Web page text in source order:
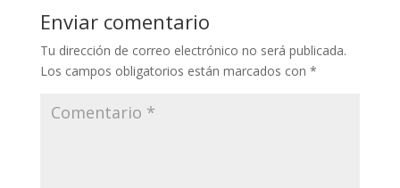
Enviar comentario
Tu dirección de correo electrónico no será publicada.
Los campos obligatorios están marcados con *